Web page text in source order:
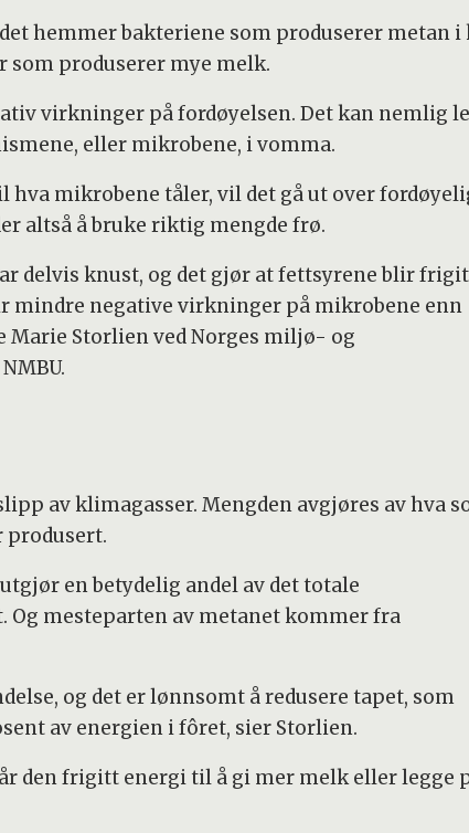
hemmer bakteriene som produserer metan
produserer mye melk.
virkninger på fordøyelsen. Det kan nemlig
eller mikrobene, i vomma.
mikrobene tåler, vil det gå ut over
altså å bruke riktig mengde frø.
delvis knust, og det gjør at fettsyrene blir
mindre negative virkninger på mikrobene enn
Marie Storlien ved Norges miljø- og
av klimagasser. Mengden avgjøres av hva
produsert.
en betydelig andel av det totale
mesteparten av metanet kommer fra
og det er lønnsomt å redusere tapet, som
av energien i fôret, sier Storlien.
den frigitt energi til å gi mer melk eller legge